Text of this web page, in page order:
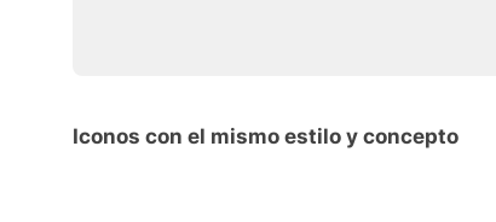
Iconos con el mismo estilo y concepto